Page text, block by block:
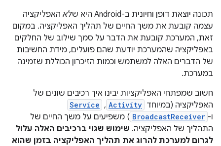
תכונה יוצאת דופן וחיונית ב-Android היא ש
לא האפליקציה
עצמה קובעת את משך החיים של תהליך האפליקציה. במקום
זאת, המערכת קובעת את הדבר על סמך שילוב של החלקים
באפליקציה שהמערכת יודעת שהם פועלים, מידת החשיבות
של הדברים האלה למשתמש וכמות הזיכרון הכוללת שזמינה
במערכת.
חשוב שמפתחי האפליקציות יבינו איך רכיבים שונים של
האפליקציה (במיוחד Activity
,‏
Service
ו- BroadcastReceiver ) משפיעים על משך החיים של
התהליך של האפליקציה. שימוש שגוי ברכיבים האלה עלול
לגרום למערכת להרוג את תהליך האפליקציה בזמן שהוא